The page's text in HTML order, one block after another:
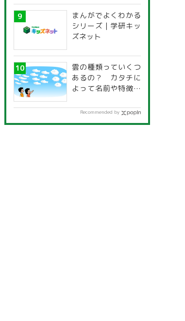
道府県別「夏季休暇
一覧」
まんがでよくわかる
シリーズ | 学研キッ
ズネット
雲の種類っていくつ
あるの？ カタチに
よって名前や特徴が
Recommended by